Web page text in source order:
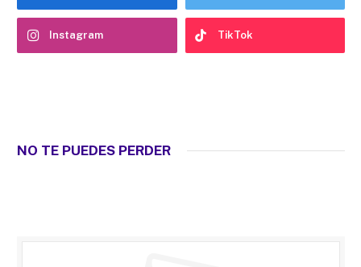
Instagram TikTok
NO TE PUEDES PERDER